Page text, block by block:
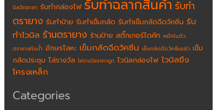
นิลจิตอาสา รับทำกล่องไฟ รับทำฉลากสินค้า รับทำ
ตรายาง รับทำป้าย รับทำเข็มกลัด รับทำเข็มกลัดฉีดวัคซีน รับ
ทำไวนิล ร้านตรายาง ร้านป้าย สติ๊กเกอร์ไดคัท หมึกในตัว
ตรายางกันน้ำ อักษรโลหะ เข็มกลัดฉีดวัคซีน เข็มกลัดฉีดวัคซีนแล้ว เข็ม
กลัดประชุม โล่รางวัล โล่รางวัลราคาถูก ไวนิลกล่องไฟ ไวนิลขึง
โครงเหล็ก
Categories